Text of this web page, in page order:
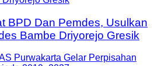
BPD Dan Pemdes, Usulkan
Bambe Driyorejo Gresik